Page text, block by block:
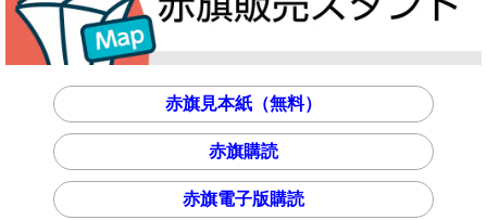
赤旗見本紙（無料）
赤旗購読
赤旗電子版購読